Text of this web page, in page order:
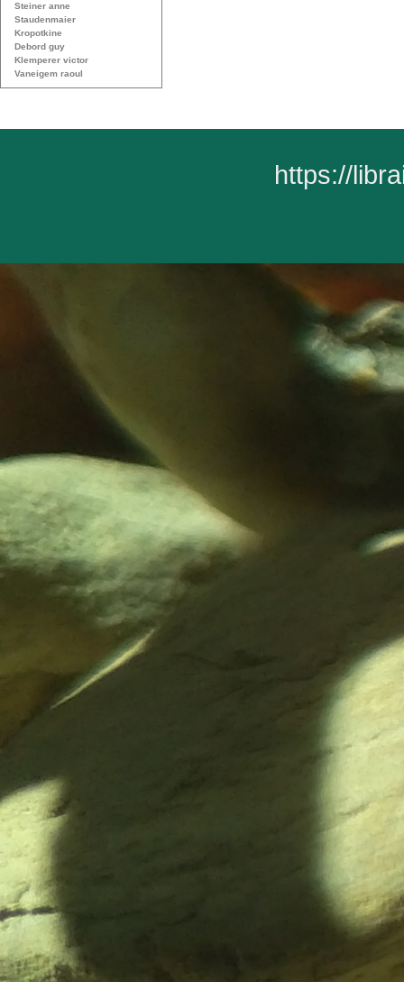
Steiner anne
Staudenmaier
Kropotkine
Debord guy
Klemperer victor
Vaneigem raoul
https://